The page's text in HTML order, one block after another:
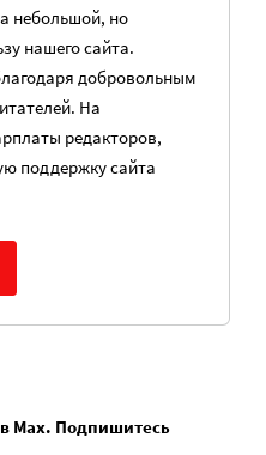
небольшой, но
нашего сайта.
добровольным
На
редакторов,
поддержку сайта
Max. Подпишитесь